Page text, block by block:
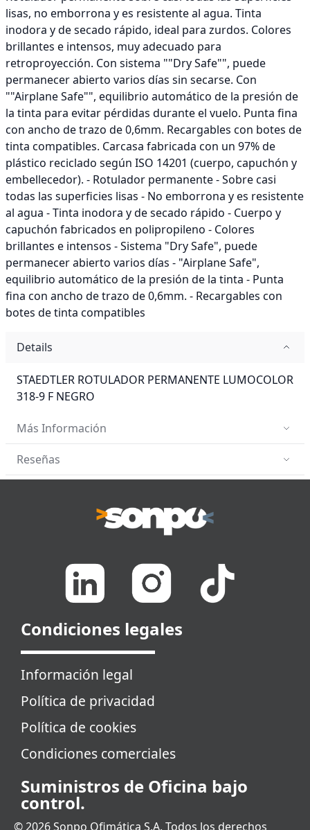
lisas, no emborrona y es resistente al agua. Tinta
inodora y de secado rápido, ideal para zurdos. Colores
brillantes e intensos, muy adecuado para
retroproyección. Con sistema ""Dry Safe"", puede
permanecer abierto varios días sin secarse. Con
""Airplane Safe"", equilibrio automático de la presión de
la tinta para evitar pérdidas durante el vuelo. Punta fina
con ancho de trazo de 0,6mm. Recargables con botes de
tinta compatibles. Carcasa fabricada con un 97% de
plástico reciclado según ISO 14201 (cuerpo, capuchón y
embellecedor). - Rotulador permanente - Sobre casi
todas las superficies lisas - No emborrona y es resistente
al agua - Tinta inodora y de secado rápido - Cuerpo y
capuchón fabricados en polipropileno - Colores
brillantes e intensos - Sistema "Dry Safe", puede
permanecer abierto varios días - "Airplane Safe",
equilibrio automático de la presión de la tinta - Punta
fina con ancho de trazo de 0,6mm. - Recargables con
botes de tinta compatibles
Details
STAEDTLER ROTULADOR PERMANENTE LUMOCOLOR
318-9 F NEGRO
Más Información
Reseñas
Condiciones legales
Información legal
Política de privacidad
Política de cookies
Condiciones comerciales
Suministros de Oficina bajo
control.
© 2026 Sonpo Ofimática S.A. Todos los derechos